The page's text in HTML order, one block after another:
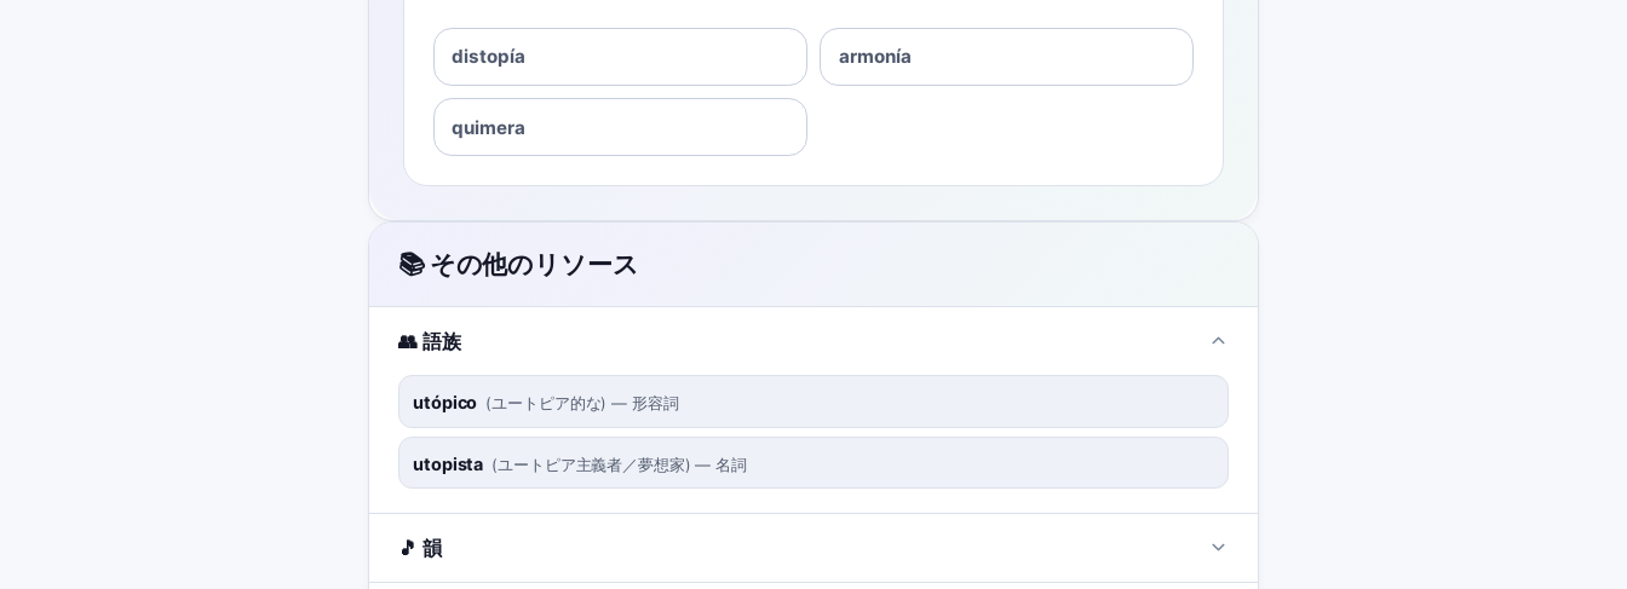
distopía armonía
quimera
📚 その他のリソース
👥 語族
utópico ( ユートピア的な) — 形容詞
utopista ( ユートピア主義者／夢想家) —名詞
🎵 韻